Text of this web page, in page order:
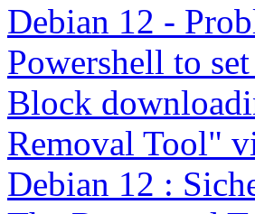
Debian 12 -
Powershell to
Block
Removal Tool"
Debian 12 :